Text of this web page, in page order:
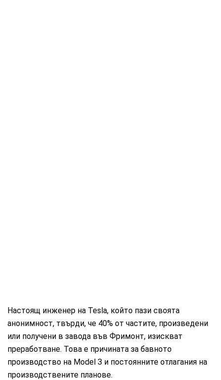
Настоящ инженер на Tesla, който пази своята
анонимност, твърди, че 40% от частите, произведени
или получени в завода във Фримонт, изискват
преработване. Това е причината за бавното
производство на Model 3 и постоянните отлагания на
производствените планове.